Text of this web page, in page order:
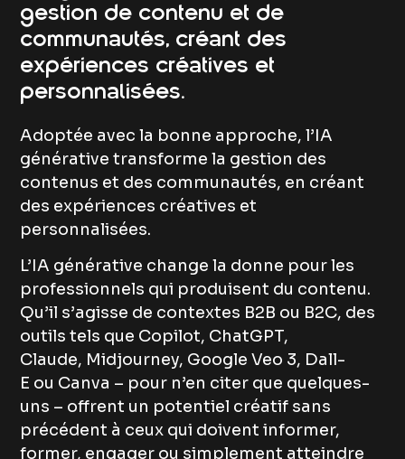
gestion de contenu et de
communautés, créant des
expériences créatives et
personnalisées.
Adoptée avec la bonne approche, l’IA
générative transforme la gestion des
contenus et des communautés, en créant
des expériences créatives et
personnalisées.
L’IA générative change la donne pour les
professionnels qui produisent du contenu.
Qu’il s’agisse de contextes B2B ou B2C, des
outils tels que Copilot, ChatGPT,
Claude, Midjourney, Google Veo 3, Dall-
E ou Canva – pour n’en citer que quelques-
uns – offrent un potentiel créatif sans
précédent à ceux qui doivent informer,
former, engager ou simplement atteindre